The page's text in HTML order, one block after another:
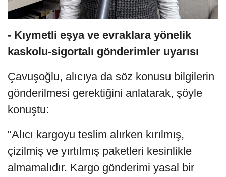
- Kıymetli eşya ve evraklara yönelik
kaskolu-sigortalı gönderimler uyarısı
Çavuşoğlu, alıcıya da söz konusu bilgilerin
gönderilmesi gerektiğini anlatarak, şöyle
konuştu:
"Alıcı kargoyu teslim alırken kırılmış,
çizilmiş ve yırtılmış paketleri kesinlikle
almamalıdır. Kargo gönderimi yasal bir